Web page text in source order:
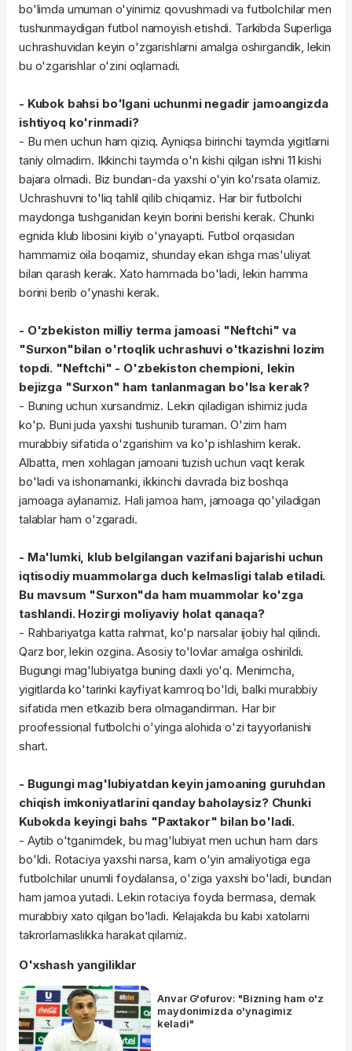
bo'limda umuman o'yinimiz qovushmadi va futbolchilar men
tushunmaydigan futbol namoyish etishdi. Tarkibda Superliga
uchrashuvidan keyin o'zgarishlarni amalga oshirgandik, lekin
bu o'zgarishlar o'zini oqlamadi.
- Kubok bahsi bo'lgani uchunmi negadir jamoangizda
ishtiyoq ko'rinmadi?
- Bu men uchun ham qiziq. Ayniqsa birinchi taymda yigitlarni
taniy olmadim. Ikkinchi taymda o'n kishi qilgan ishni 11 kishi
bajara olmadi. Biz bundan-da yaxshi o'yin ko'rsata olamiz.
Uchrashuvni to'liq tahlil qilib chiqamiz. Har bir futbolchi
maydonga tushganidan keyin borini berishi kerak. Chunki
egnida klub libosini kiyib o'ynayapti. Futbol orqasidan
hammamiz oila boqamiz, shunday ekan ishga mas'uliyat
bilan qarash kerak. Xato hammada bo'ladi, lekin hamma
borini berib o'ynashi kerak.
- O'zbekiston milliy terma jamoasi "Neftchi" va
"Surxon"bilan o'rtoqlik uchrashuvi o'tkazishni lozim
topdi. "Neftchi" - O'zbekiston chempioni, lekin
bejizga "Surxon" ham tanlanmagan bo'lsa kerak?
- Buning uchun xursandmiz. Lekin qiladigan ishimiz juda
ko'p. Buni juda yaxshi tushunib turaman. O'zim ham
murabbiy sifatida o'zgarishim va ko'p ishlashim kerak.
Albatta, men xohlagan jamoani tuzish uchun vaqt kerak
bo'ladi va ishonamanki, ikkinchi davrada biz boshqa
jamoaga aylanamiz. Hali jamoa ham, jamoaga qo'yiladigan
talablar ham o'zgaradi.
- Ma'lumki, klub belgilangan vazifani bajarishi uchun
iqtisodiy muammolarga duch kelmasligi talab etiladi.
Bu mavsum "Surxon"da ham muammolar ko'zga
tashlandi. Hozirgi moliyaviy holat qanaqa?
- Rahbariyatga katta rahmat, ko'p narsalar ijobiy hal qilindi.
Qarz bor, lekin ozgina. Asosiy to'lovlar amalga oshirildi.
Bugungi mag'lubiyatga buning daxli yo'q. Menimcha,
yigitlarda ko'tarinki kayfiyat kamroq bo'ldi, balki murabbiy
sifatida men etkazib bera olmagandirman. Har bir
proofessional futbolchi o'yinga alohida o'zi tayyorlanishi
shart.
- Bugungi mag'lubiyatdan keyin jamoaning guruhdan
chiqish imkoniyatlarini qanday baholaysiz? Chunki
Kubokda keyingi bahs "Paxtakor" bilan bo'ladi.
- Aytib o'tganimdek, bu mag'lubiyat men uchun ham dars
bo'ldi. Rotaciya yaxshi narsa, kam o'yin amaliyotiga ega
futbolchilar unumli foydalansa, o'ziga yaxshi bo'ladi, bundan
ham jamoa yutadi. Lekin rotaciya foyda bermasa, demak
murabbiy xato qilgan bo'ladi. Kelajakda bu kabi xatolarni
takrorlamaslikka harakat qilamiz.
O'xshash yangiliklar
Anvar G'ofurov: "Bizning ham o'z
maydonimizda o'ynagimiz
keladi"